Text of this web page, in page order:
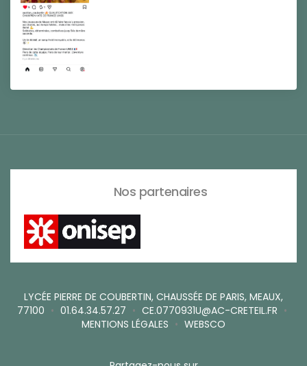
Nos partenaires
LYCÉE PIERRE DE COUBERTIN, CHAUSSÉE DE PARIS, MEAUX,
77100 • 01.64.34.57.27 • CE.0770931U@AC-CRETEIL.FR •
MENTIONS LÉGALES • WEBSCO